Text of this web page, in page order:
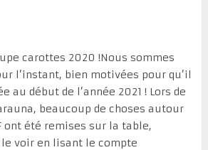
carottes 2020 !Nous sommes
l’instant, bien motivées pour qu’il
au début de l’année 2021 ! Lors de
beaucoup de choses autour
ont été remises sur la table,
voir en lisant le compte